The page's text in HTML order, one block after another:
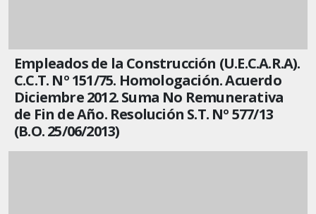
Empleados de la Construcción (U.E.C.A.R.A).
C.C.T. Nº 151/75. Homologación. Acuerdo
Diciembre 2012. Suma No Remunerativa
de Fin de Año. Resolución S.T. Nº 577/13
(B.O. 25/06/2013)